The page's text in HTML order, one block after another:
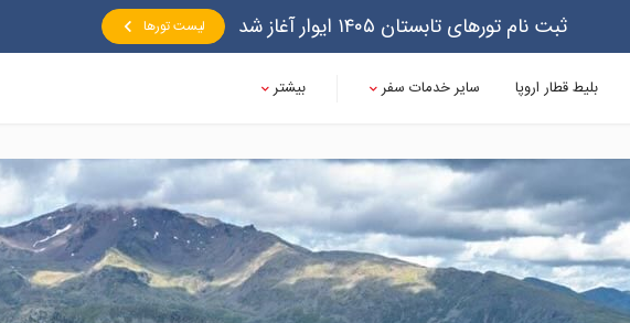
ثبت نام تورهای تابستان ۱۴۰۵ ایوار آغاز شد لیست تورها
بلیط قطار اروپا سایر خدمات سفر بیشتر